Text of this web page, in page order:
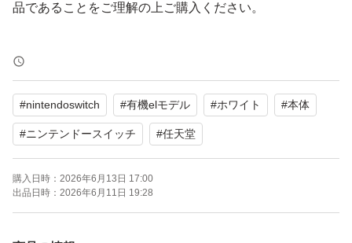
品であることをご理解の上ご購入ください。
【ブランド】任天堂
【モデル】Nintendo Switch 有機ELモデル
【カラー】ホワイト系
【商品の状態】目立った傷や汚れなし
【付属品】本体、充電器
#nintendoswitch #有機elモデル #ホワイト #本体
#ニンテンドースイッチ #任天堂
購入日時： 2026年6月13日 17:00
出品日時： 2026年6月11日 19:28